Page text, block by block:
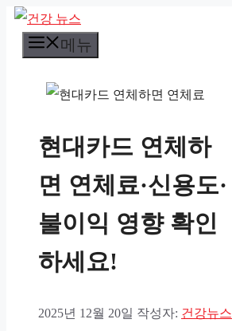
컨
메뉴
현대카드 연체하
면 연체료·신용도·
불이익 영향 확인
하세요!
2025년 12월 20일 작성자: 건강뉴스